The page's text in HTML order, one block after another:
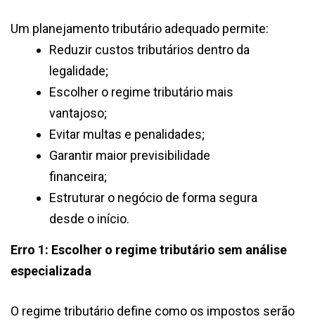
Um planejamento tributário adequado permite:
Reduzir custos tributários dentro da
legalidade;
Escolher o regime tributário mais
vantajoso;
Evitar multas e penalidades;
Garantir maior previsibilidade
financeira;
Estruturar o negócio de forma segura
desde o início.
Erro 1: Escolher o regime tributário sem análise
especializada
O regime tributário define como os impostos serão